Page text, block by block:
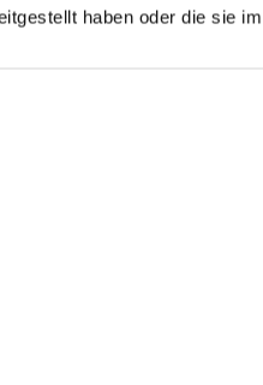
haben oder die sie